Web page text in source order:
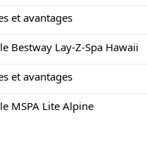
et avantages
Bestway Lay-Z-Spa Hawaii
et avantages
MSPA Lite Alpine